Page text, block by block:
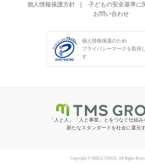
個人情報保護方針
子どもの安全基準に
お問い合わせ
個人情報保護のため
プライバシーマークを取得
す
「人と人」「人と事業」とをつなぐ仕組み
新たなスタンダードを社会に還元す
Copyright © SMILE STAGE, All Rights